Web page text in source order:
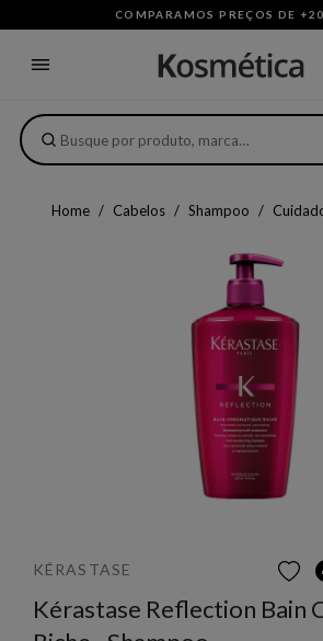
COMPARAMOS PREÇOS DE
Home Cabelos Shampoo
KÉRASTASE
Kérastase Reflection Bain